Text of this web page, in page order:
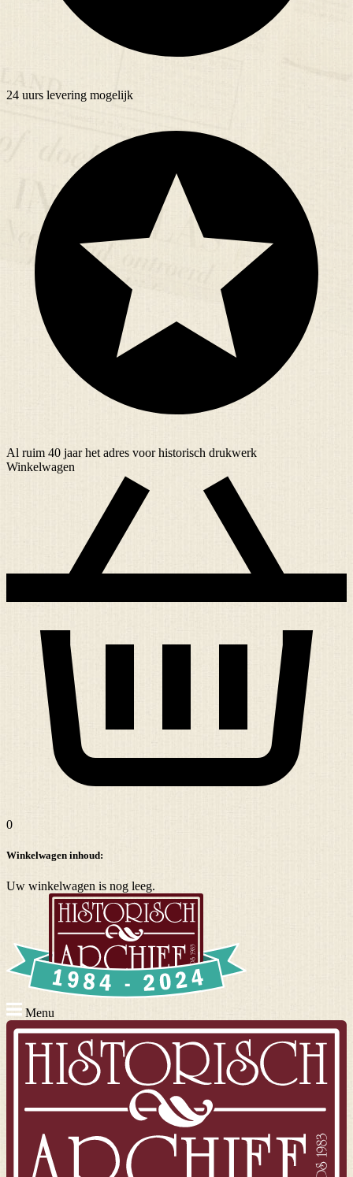
24 uurs levering mogelijk
Al ruim 40 jaarhet adres voor historisch drukwerk
Winkelwagen
0
Winkelwagen inhoud:
Uw winkelwagen is nog leeg.
Menu